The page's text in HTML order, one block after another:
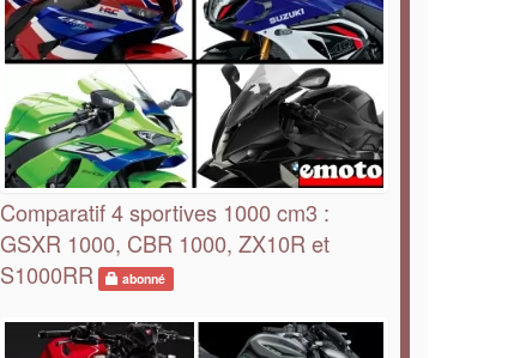
Comparatif 4 sportives 1000 cm3 :
GSXR 1000, CBR 1000, ZX10R et
S1000RR
abonné